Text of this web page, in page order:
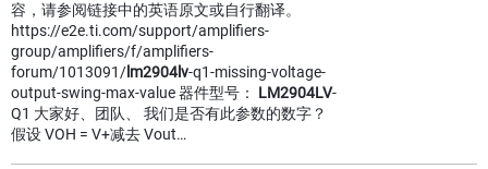
容，请参阅链接中的英语原文或自行翻译。
https://e2e.ti.com/support/amplifiers-
group/amplifiers/f/amplifiers-
forum/1013091/ lm2904lv-q1-missing-voltage-
output-swing-max-value 器件型号： LM2904LV-
Q1 大家好、团队、 我们是否有此参数的数字？
假设 VOH = V+减去 Vout…